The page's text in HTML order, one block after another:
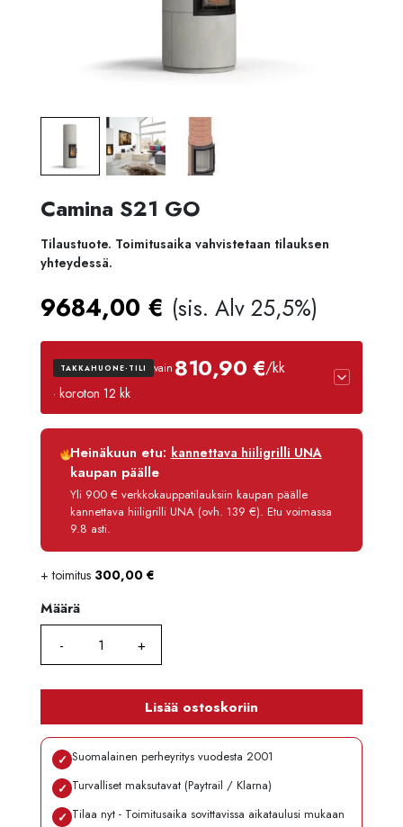
Camina S21 GO
Tilaustuote. Toimitusaika vahvistetaan tilauksen
yhteydessä.
9684,00 € (sis. Alv 25,5%)
TAKKAHUONE-TILI vain 810,90 €/kk
· koroton 12 kk
Luottoaika
12 kk
Korko
Käsittelymaksu
3,90 €/kk
Maksettava yhteensä
9 730,80 €
Heinäkuun etu: kannettava hiiligrilli UNA
kaupan päälle
Yli 900 € verkkokauppatilauksiin kaupan päälle
kannettava hiiligrilli UNA (ovh. 139 €). Etu voimassa
9.8 asti.
+ toimitus 300,00 €
Määrä
Määrä
Lisää ostoskoriin
✓ Suomalainen perheyritys vuodesta 2001
✓ Turvalliset maksutavat (Paytrail / Klarna)
✓ Tilaa nyt - Toimitusaika sovittavissa aikataulusi mukaan